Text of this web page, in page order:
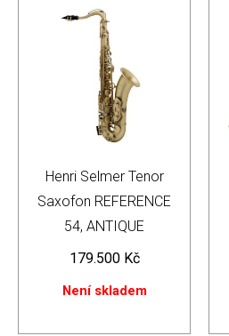
Henri Selmer Tenor
Saxofon REFERENCE
54, ANTIQUE
179.500 Kč
Není skladem